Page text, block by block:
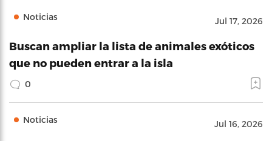
Noticias Jul 17, 2026
Buscan ampliar la lista de animales exóticos
que no pueden entrar a la isla
0
Noticias Jul 16, 2026